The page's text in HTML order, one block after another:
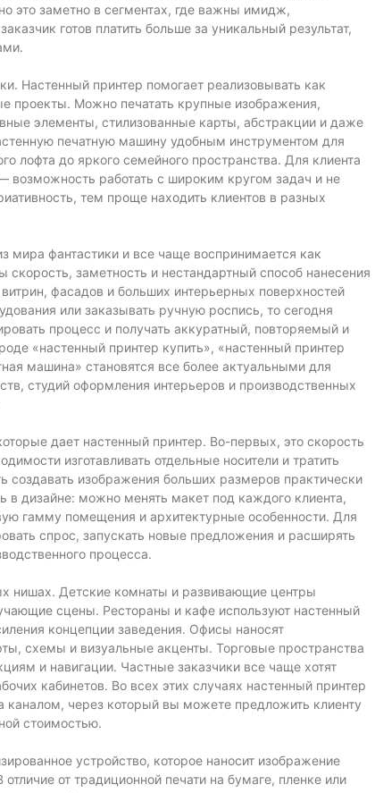
это заметно в сегментах, где важны имидж,
готов платить больше за уникальный результат,
Настенный принтер помогает реализовывать как
проекты. Можно печатать крупные изображения,
элементы, стилизованные карты, абстракции и даже
печатную машину удобным инструментом для
лофта до яркого семейного пространства. Для клиента
возможность работать с широким кругом задач и не
тем проще находить клиентов в разных
мира фантастики и все чаще воспринимается как
заметность и нестандартный способ нанесения
фасадов и больших интерьерных поверхностей
или заказывать ручную роспись, то сегодня
процесс и получать аккуратный, повторяемый и
«настенный принтер купить», «настенный принтер
машина» становятся все более актуальными для
студий оформления интерьеров и производственных
дает настенный принтер. Во-первых, это скорость
изготавливать отдельные носители и тратить
создавать изображения больших размеров практически
в дизайне: можно менять макет под каждого клиента,
гамму помещения и архитектурные особенности. Для
спрос, запускать новые предложения и расширять
процесса.
нишах. Детские комнаты и развивающие центры
сцены. Рестораны и кафе используют настенный
концепции заведения. Офисы наносят
схемы и визуальные акценты. Торговые пространства
и навигации. Частные заказчики все чаще хотят
кабинетов. Во всех этих случаях настенный принтер
каналом, через который вы можете предложить клиенту
стоимостью.
устройство, которое наносит изображение
от традиционной печати на бумаге, пленке или